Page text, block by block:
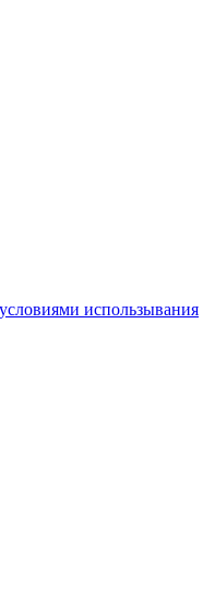
условиями использывания